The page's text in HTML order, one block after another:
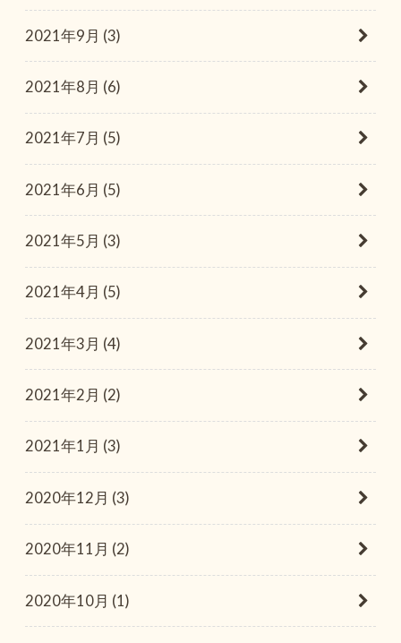
2021年9月 (3)
2021年8月 (6)
2021年7月 (5)
2021年6月 (5)
2021年5月 (3)
2021年4月 (5)
2021年3月 (4)
2021年2月 (2)
2021年1月 (3)
2020年12月 (3)
2020年11月 (2)
2020年10月 (1)